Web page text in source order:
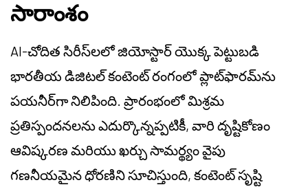
సారాంశం
AI-చోదిత సిరీస్‌లలో జియోస్టార్ యొక్క పెట్టుబడి
భారతీయ డిజిటల్ కంటెంట్ రంగంలో ప్లాట్‌ఫారమ్‌ను
పయనీర్‌గా నిలిపింది. ప్రారంభంలో మిశ్రమ
ప్రతిస్పందనలను ఎదుర్కొన్నప్పటికీ, వారి దృష్టికోణం
ఆవిష్కరణ మరియు ఖర్చు సామర్థ్యం వైపు
గణనీయమైన ధోరణిని సూచిస్తుంది, కంటెంట్ సృష్టి